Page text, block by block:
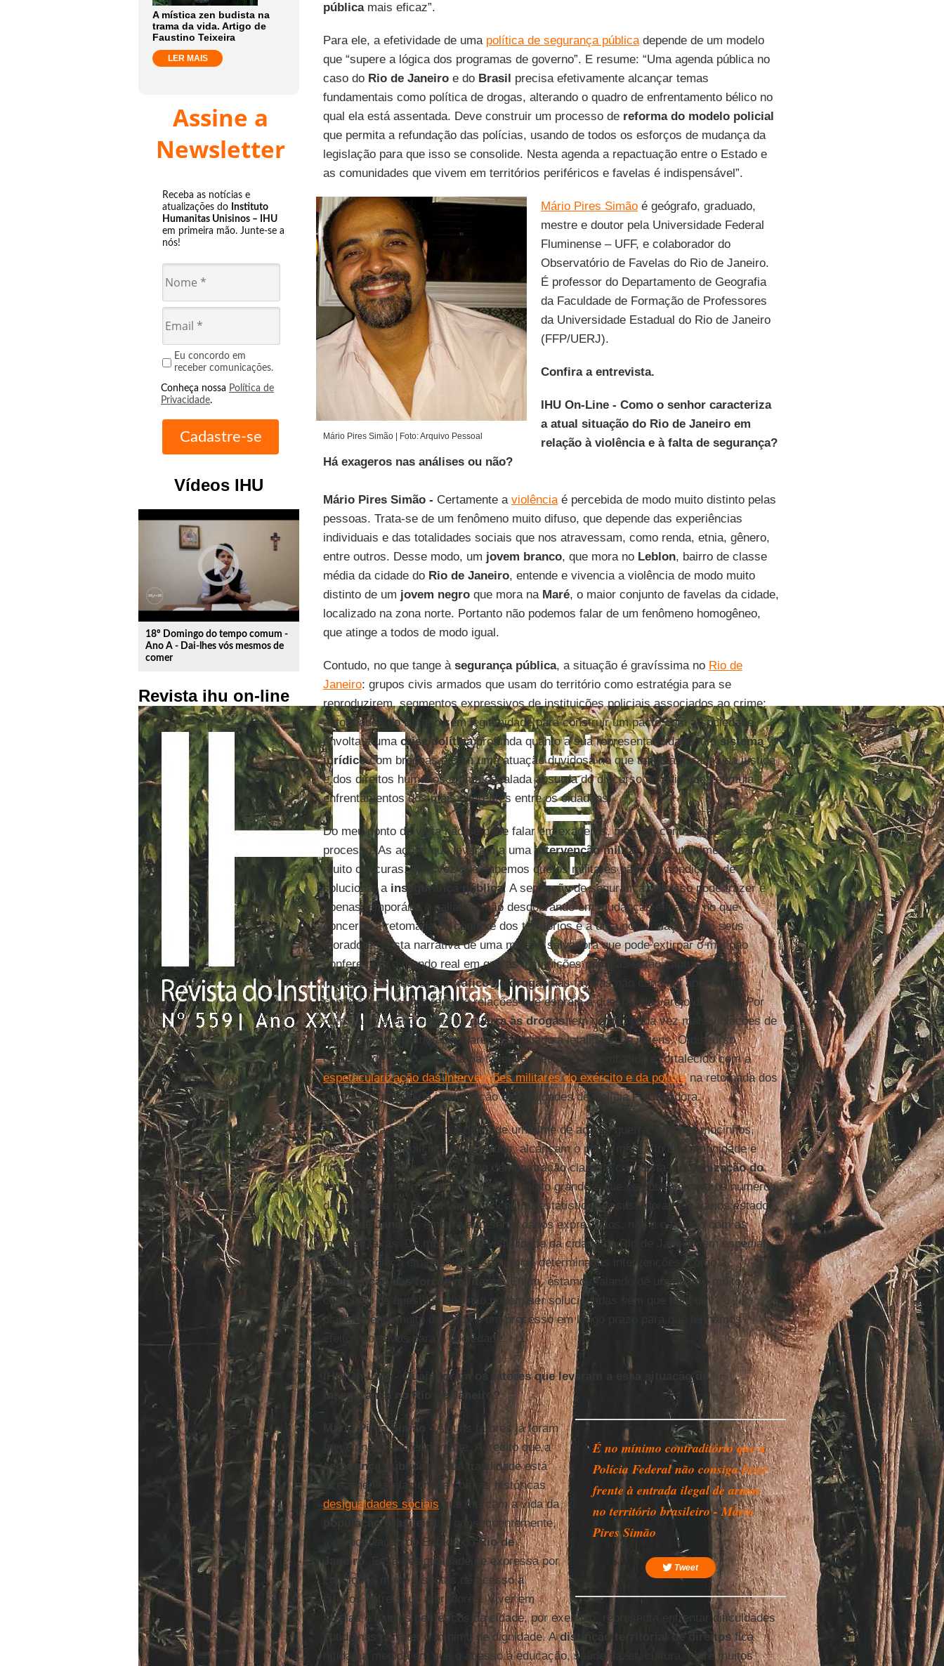
A mística zen budista na
trama da vida. Artigo de
Faustino Teixeira
LER MAIS
Assine a
Newsletter
Receba as notícias e
atualizações do Instituto
Humanitas Unisinos – IHU
em primeira mão. Junte-se a
nós!
Eu concordo em
receber comunicações.
Conheça nossa Política de
Privacidade.
Vídeos IHU
play_circle_outline
18º Domingo do tempo comum -
Ano A - Dai-lhes vós mesmos de
comer
Revista ihu on-line
públicamais eficaz”.
Para ele, a efetividade de uma política de segurança públicadepende de um modelo
que “supere a lógica dos programas de governo”. E resume: “Uma agenda pública no
caso do Rio de Janeiroe do Brasil precisa efetivamente alcançar temas
fundamentais como política de drogas, alterando o quadro de enfrentamento bélico no
qual ela está assentada. Deve construir um processo de reforma do modelo policial
que permita a refundação das polícias, usando de todos os esforços de mudança da
legislação para que isso se consolide. Nesta agenda a repactuação entre o Estado e
as comunidades que vivem em territórios periféricos e favelas é indispensável”.
Mário Pires Simão | Foto: Arquivo Pessoal
Mário Pires Simãoé geógrafo, graduado,
mestre e doutor pela Universidade Federal
Fluminense – UFF, e colaborador do
Observatório de Favelas do Rio de Janeiro.
É professor do Departamento de Geografia
da Faculdade de Formação de Professores
da Universidade Estadual do Rio de Janeiro
(FFP/UERJ).
Confira a entrevista.
IHU On-Line - Como o senhor caracteriza
a atual situação do Rio de Janeiro em
relação à violência e à falta de segurança?
Há exageros nas análises ou não?
Mário Pires Simão - Certamente a violênciaé percebida de modo muito distinto pelas
pessoas. Trata-se de um fenômeno muito difuso, que depende das experiências
individuais e das totalidades sociais que nos atravessam, como renda, etnia, gênero,
entre outros. Desse modo, um jovem branco, que mora no Leblon, bairro de classe
média da cidade do Rio de Janeiro, entende e vivencia a violência de modo muito
distinto de um jovem negroque mora na Maré, o maior conjunto de favelas da cidade,
localizado na zona norte. Portanto não podemos falar de um fenômeno homogêneo,
que atinge a todos de modo igual.
Contudo, no que tange à segurança pública, a situação é gravíssima no Rio de
Janeiro: grupos civis armados que usam do território como estratégia para se
reproduzirem, segmentos expressivos de instituições policiais associados ao crime;
autoridades do Estado sem legitimidade para construir um pacto com a sociedade,
envolta a uma crise políticaprofunda quanto a sua representatividade, umsistema
jurídicocom brechas e com uma atuação duvidosa no que tange à garantia da justiça
e dos direitos humanos e uma escalada absurda do discurso do ódio que estimula
enfrentamentos dos mais diferentes entre os cidadãos.
Do meu ponto de vista não se pode falar em exageros, mas em contradições desse
processo. As ações que levaram a umaintervenção militarindiscutivelmente são
muito obscuras, uma vez que sabemos que os militares não têm condições de
solucionar a insegurança pública. A sensação de segurança que isso pode trazer é
apenas temporária e paliativa, não desdobrando em mudanças eficazes no que
concerne à retomada do controle dos territórios e a uma nova relação com seus
moradores. Esta narrativa de uma missão salvadora que pode extirpar o mal não
confere com o mundo real em que as instituições públicas estão capturadas por
interesses escusos, e otráfico de drogasnas favelas não constitui apenas um
comércio, mas uma rede de relações que espraia a questão do varejo da droga. Por
outro lado, a empreitada daguerra às drogastem gerado cada vez mais violações de
direitos nos territórios populares e ampliado a letalidade de jovens. O discurso
centrado de que o mal está na favela e precisa ser combatido é fortalecido com a
espetacularização das intervenções militares do exército e da políciana retomada dos
territórios quando da implantação das Unidades de Polícia Pacificadora.
O roteiro da intervenção é digno de um filme de ação e guerra, onde os mocinhos,
nesse caso os policiais ou soldados, alcançam o ponto mais alto da comunidade e
fincam a bandeira do país, uma demonstração clara de conquista e
colonização do
territóriobárbaro. Outra contradição muito grande é que se observarmos os números
daviolência no Brasil
vamos encontrar estatísticas assustadoras em vários estados.
ORio de Janeiro , embora apresente dados expressivos, não é o estado com as
maiores taxas. De modo que a visibilidade da cidade do Rio de Janeiro, em especial,
também coloca em questão o sentido de determinadas intervenções, como a
intervenção das forças militares. Enfim, estamos falando de um quadro muito
complexo de questões que não podem ser solucionadas sem que haja um
planejamento muito delicado e um processo em longo prazo para que tenhamos
efeitos positivos para a sociedade.
IHU On-Line - Quais foram os fatores que levaram a essa situação de
insegurança no Rio de Janeiro?
É no mínimo contraditório que a
Polícia Federal não consiga fazer
frente à entrada ilegal de armas
no território brasileiro - Mário
Pires Simão
Tweet
Mário Pires Simão - Alguns fatores já foram
mencionados anteriormente. Acredito que a
segurança pública
ou sua fragilidade está
diretamente relacionada com as históricas
desigualdades sociais que marcam a vida da
população brasileira
e, consequentemente,
a da população do Estado doRio de
Janeiro
. Essa desigualdade se expressa por
condições muito distintas de acesso a
direitos entre seus moradores. Viver em
favelas e bairros periféricos da cidade, por exemplo, representa enfrentar dificuldades
cotidianas para ter o mínimo de dignidade. Adistinção territorial de direitosfica
nítida na medida em que o acesso à educação, saúde, lazer, cultura, entre muitos